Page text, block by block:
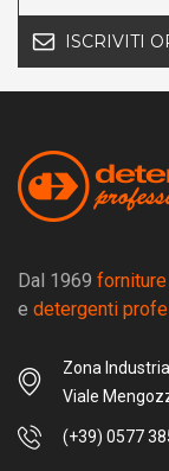
ISCRIVITI
Dal 1969
e detergenti
Zona
Viale
(+39) 0577